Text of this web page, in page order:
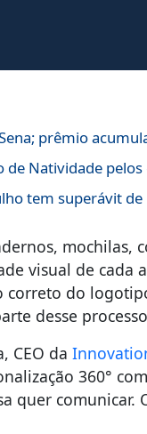
prêmio
de Natividade
tem superávit de
mochilas,
visual de cada
correto do
desse
CEO da
360°
quer